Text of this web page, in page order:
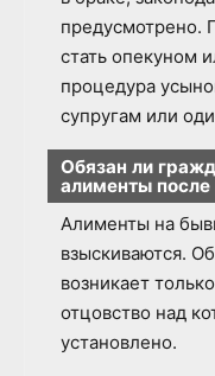
предусмотрено.
стать опекуном
процедура
супругам или
Обязан ли
алименты после
Алименты на
взыскиваются.
возникает
отцовство над
установлено.